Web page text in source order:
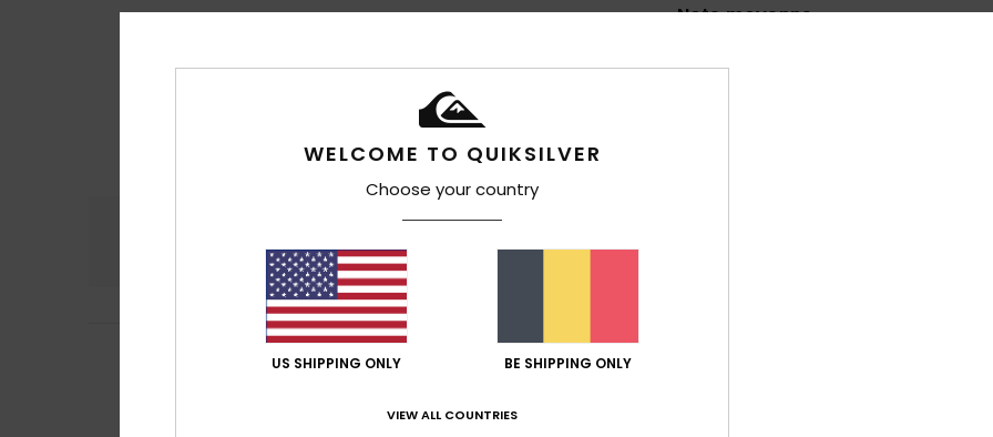
Note moyenne
4.8
basé sur
83% de nos clients recommandent ce produit
Rapport qualité / prix
Exactement comme sur la photo
Confort: 5/5 Rapport qualité / prix
WELCOME TO QUIKSILVER
Choose your country
US SHIPPING ONLY BE SHIPPING ONLY
VIEW ALL COUNTRIES